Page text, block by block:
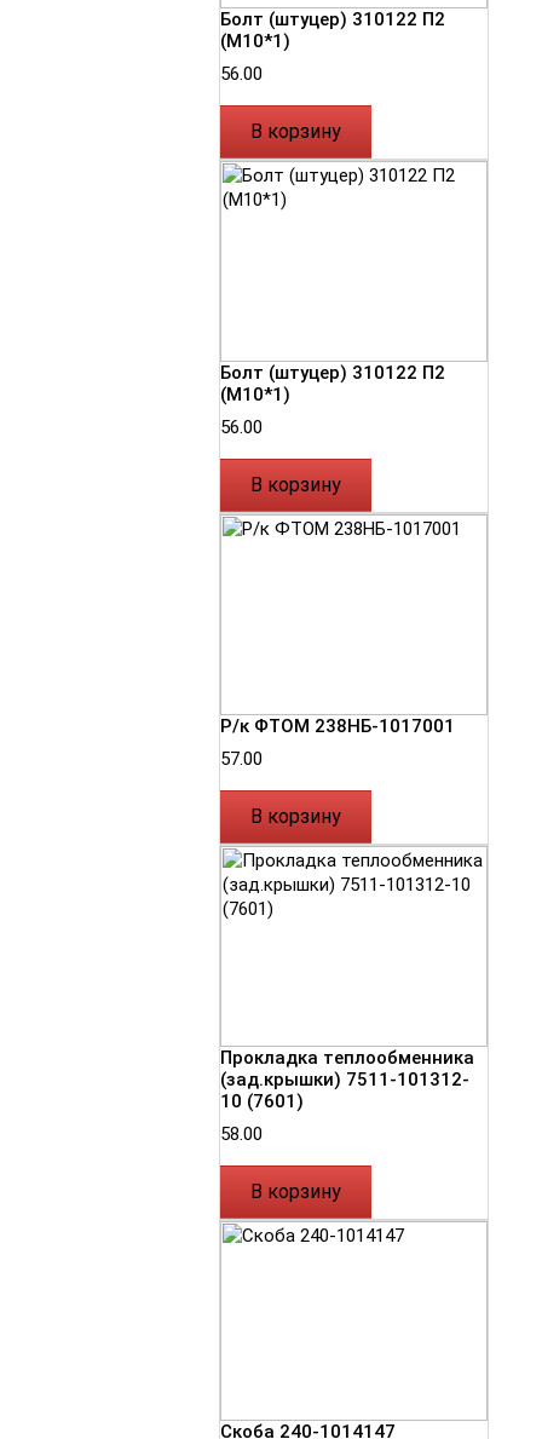
Болт (штуцер) 310122 П2
(М10*1)
56.00
В корзину
Болт (штуцер) 310122 П2
(М10*1)
56.00
В корзину
Р/к ФТОМ 238НБ-1017001
57.00
В корзину
Прокладка теплообменника
(зад.крышки) 7511-101312-
10 (7601)
58.00
В корзину
Скоба 240-1014147